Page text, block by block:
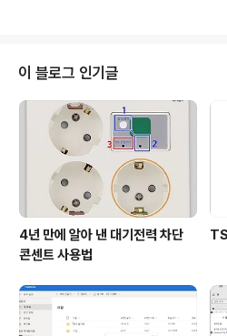
이란(Meilan) M1 속도계 컴퓨터 체험단으로 선
터 한국YMCA 청소년 통일자전거 국토순례 때
겠다는 계획을 밝혔고 실제로도 매일매일 라이
측정하였습니다. 올해는 제가 직접 자전거를
때문에 청소년들과 라이딩을 함께 한 후배가
에 부착하고 국토순례 전 구..
이 블로그 인기글
4년 만에 알아 낸 대기전력 차단
콘센트 사용법